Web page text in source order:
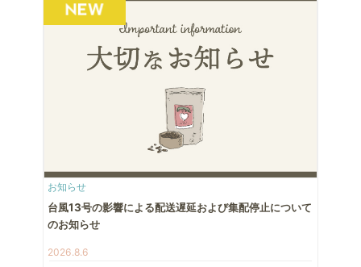
お知らせ
台風13号の影響による配送遅延および集配停止について
のお知らせ
2026.8.6